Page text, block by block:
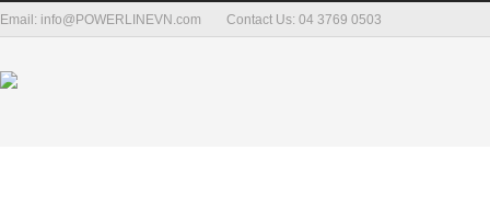
Email: info@POWERLINEVN.com Contact Us: 04 3769 0503